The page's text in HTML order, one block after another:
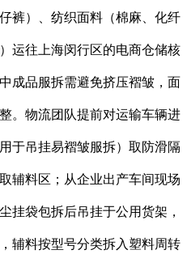
裤）、纺织面料（棉麻、化纤
运往上海闵行区的电商仓储核
成品服拆需避免挤压褶皱，面
。物流团队提前对运输车辆进
于吊挂易褶皱服拆）取防滑隔
辅料区；从企业出产车间现场
挂袋包拆后吊挂于公用货架，
辅料按型号分类拆入塑料周转